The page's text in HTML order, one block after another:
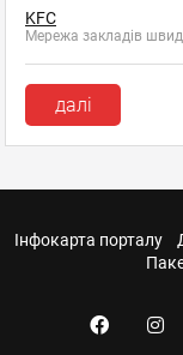
KFC
Мережа закладів
далі
Інфокарта порталу